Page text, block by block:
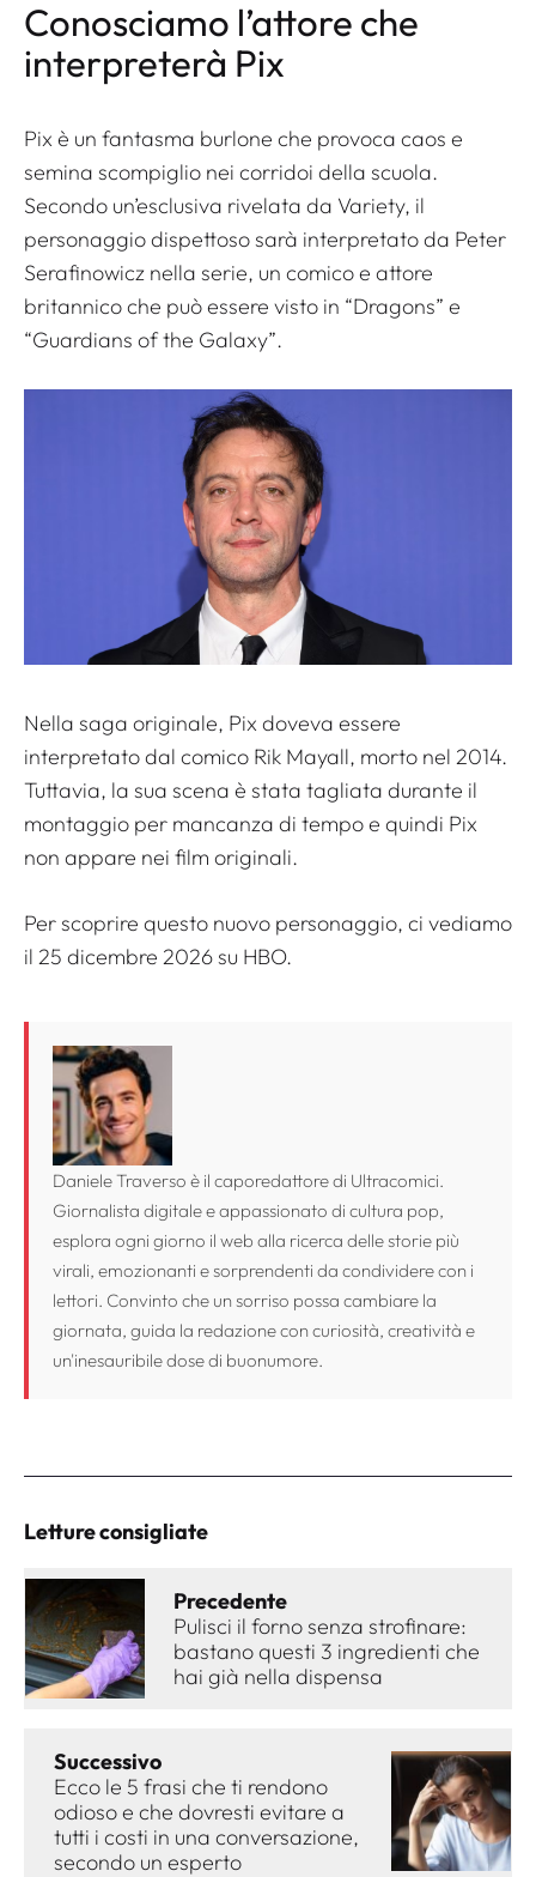
Conosciamo l’attore che
interpreterà Pix
Pix è un fantasma burlone che provoca caos e
semina scompiglio nei corridoi della scuola.
Secondo un’esclusiva rivelata da Variety, il
personaggio dispettoso sarà interpretato da Peter
Serafinowicz nella serie, un comico e attore
britannico che può essere visto in “Dragons” e
“Guardians of the Galaxy”.
Nella saga originale, Pix doveva essere
interpretato dal comico Rik Mayall, morto nel 2014.
Tuttavia, la sua scena è stata tagliata durante il
montaggio per mancanza di tempo e quindi Pix
non appare nei film originali.
Per scoprire questo nuovo personaggio, ci vediamo
il 25 dicembre 2026 su HBO.
Daniele Traverso è il caporedattore di Ultracomici.
Giornalista digitale e appassionato di cultura pop,
esplora ogni giorno il web alla ricerca delle storie più
virali, emozionanti e sorprendenti da condividere con i
lettori. Convinto che un sorriso possa cambiare la
giornata, guida la redazione con curiosità, creatività e
un'inesauribile dose di buonumore.
Letture consigliate
Precedente
Pulisci il forno senza strofinare:
bastano questi 3 ingredienti che
hai già nella dispensa
Successivo
Ecco le 5 frasi che ti rendono
odioso e che dovresti evitare a
tutti i costi in una conversazione,
secondo un esperto